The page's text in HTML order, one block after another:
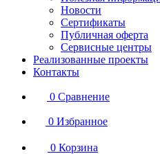
Новости
Сертификаты
Публичная оферта
Сервисные центры
Реализованные проекты
Контакты
0 Сравнение
0 Избранное
0 Корзина